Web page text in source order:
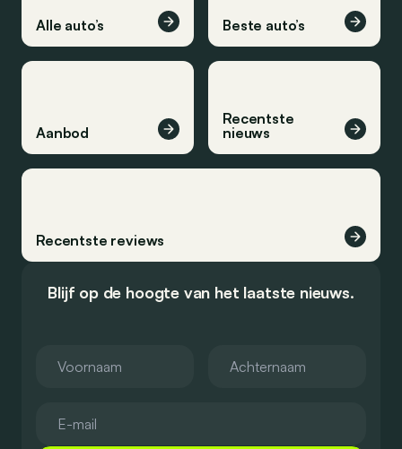
Alle auto’s Beste auto’s
Aanbod
Recentste
nieuws
Recentste reviews
Blijf op de hoogte van het laatste nieuws.